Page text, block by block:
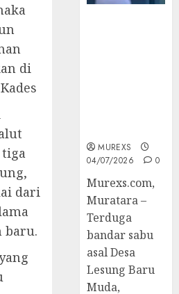
di
tiga
dari
baru.
MUREXS
04/07/2026
0
Murexs.com,
Muratara –
Terduga
bandar sabu
asal Desa
Lesung Baru
Muda,